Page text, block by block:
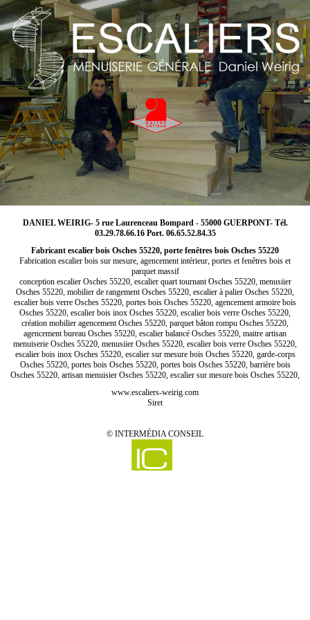
DANIEL WEIRIG- 5 rue Laurenceau Bompard - 55000 GUERPONT- Tél.
03.29.78.66.16 Port. 06.65.52.84.35
Fabricant escalier bois Osches 55220, porte fenêtres bois Osches 55220
Fabrication escalier bois sur mesure, agencement intérieur, portes et fenêtres bois et
parquet massif
conception escalier Osches 55220, escalier quart tournant Osches 55220, menusiier
Osches 55220, mobilier de rangement Osches 55220, escalier à palier Osches 55220,
escalier bois verre Osches 55220, portes bois Osches 55220, agencement armoire bois
Osches 55220, escalier bois inox Osches 55220, escalier bois verre Osches 55220,
création mobilier agencement Osches 55220, parquet bâton rompu Osches 55220,
agencement bureau Osches 55220, escalier balancé Osches 55220, maitre artisan
menuiserie Osches 55220, menusiier Osches 55220, escalier bois verre Osches 55220,
escalier bois inox Osches 55220, escalier sur mesure bois Osches 55220, garde-corps
Osches 55220, portes bois Osches 55220, portes bois Osches 55220, barrière bois
Osches 55220, artisan menuisier Osches 55220, escalier sur mesure bois Osches 55220,
www.escaliers-weirig.com
Siret
© INTERMÉDIA CONSEIL